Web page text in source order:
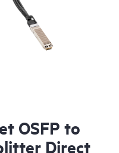
OSFP to
Direct